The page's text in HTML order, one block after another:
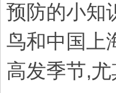
预防的小知
鸟和中国上
高发季节,